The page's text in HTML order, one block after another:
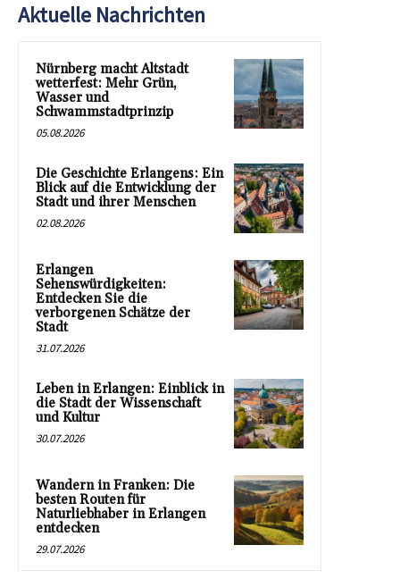
Aktuelle Nachrichten
Nürnberg macht Altstadt
wetterfest: Mehr Grün,
Wasser und
Schwammstadtprinzip
05.08.2026
Die Geschichte Erlangens: Ein
Blick auf die Entwicklung der
Stadt und ihrer Menschen
02.08.2026
Erlangen
Sehenswürdigkeiten:
Entdecken Sie die
verborgenen Schätze der
Stadt
31.07.2026
Leben in Erlangen: Einblick in
die Stadt der Wissenschaft
und Kultur
30.07.2026
Wandern in Franken: Die
besten Routen für
Naturliebhaber in Erlangen
entdecken
29.07.2026